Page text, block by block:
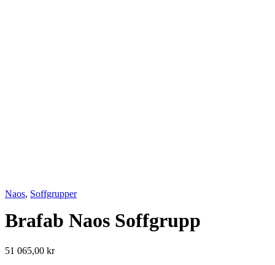
Naos, Soffgrupper
Brafab Naos Soffgrupp
51 065,00 kr